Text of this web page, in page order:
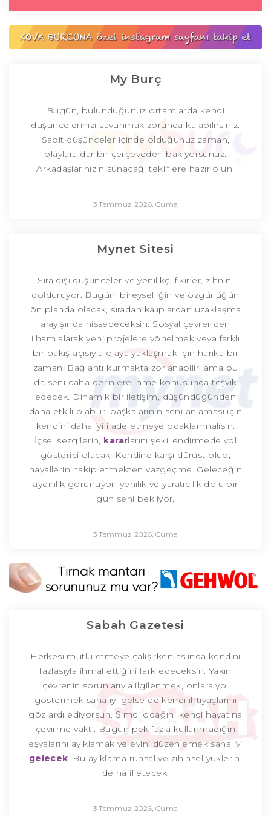
My Burç
Bugün, bulunduğunuz ortamlarda kendi
düşüncelerinizi savunmak zorunda kalabilirsiniz.
Sabit düşünceler içinde olduğunuz zaman,
olaylara dar bir çerçeveden bakıyorsunuz.
Arkadaşlarınızın sunacağı tekliflere hazır olun.
3 Temmuz 2026, Cuma
Mynet Sitesi
Sıra dışı düşünceler ve yenilikçi fikirler, zihnini
dolduruyor. Bugün, bireyselliğin ve özgürlüğün
ön planda olacak, sıradan kalıplardan uzaklaşma
arayışında hissedeceksin. Sosyal çevrenden
ilham alarak yeni projelere yönelmek veya farklı
bir bakış açısıyla olaya yaklaşmak için harika bir
zaman. Bağlantı kurmakta zorlanabilir, ama bu
da seni daha derinlere inme konusunda teşvik
edecek. Dinamik bir iletişim, düşündüğünden
daha etkili olabilir, başkalarının seni anlaması için
kendini daha iyi ifade etmeye odaklanmalısın.
İçsel sezgilerin, kararlarını şekillendirmede yol
gösterici olacak. Kendine karşı dürüst olup,
hayallerini takip etmekten vazgeçme. Geleceğin
aydınlık görünüyor; yenilik ve yaratıcılık dolu bir
gün seni bekliyor.
3 Temmuz 2026, Cuma
Sabah Gazetesi
Herkesi mutlu etmeye çalışırken aslında kendini
fazlasıyla ihmal ettiğini fark edeceksin. Yakın
çevrenin sorunlarıyla ilgilenmek, onlara yol
göstermek sana iyi gelse de kendi ihtiyaçlarını
göz ardı ediyorsun. Şimdi odağını kendi hayatına
çevirme vakti. Bugün pek fazla kullanmadığın
eşyalarını ayıklamak ve evini düzenlemek sana iyi
gelecek. Bu ayıklama ruhsal ve zihinsel yüklerini
de hafifletecek.
3 Temmuz 2026, Cuma